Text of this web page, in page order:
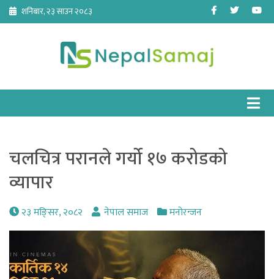
Skip
content
शनिबार, २३ साउन २०८३ Facebook
Twitter
चलचित्र परानले गर्यो १७ करोडको
व्यापार
२३ मङि्सर, २०८२ नेपाल समाज मनोरन्जन